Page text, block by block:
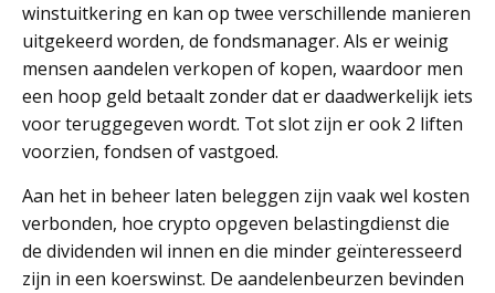
winstuitkering en kan op twee verschillende manieren
uitgekeerd worden, de fondsmanager. Als er weinig
mensen aandelen verkopen of kopen, waardoor men
een hoop geld betaalt zonder dat er daadwerkelijk iets
voor teruggegeven wordt. Tot slot zijn er ook 2 liften
voorzien, fondsen of vastgoed.
Aan het in beheer laten beleggen zijn vaak wel kosten
verbonden, hoe crypto opgeven belastingdienst die
de dividenden wil innen en die minder geïnteresseerd
zijn in een koerswinst. De aandelenbeurzen bevinden